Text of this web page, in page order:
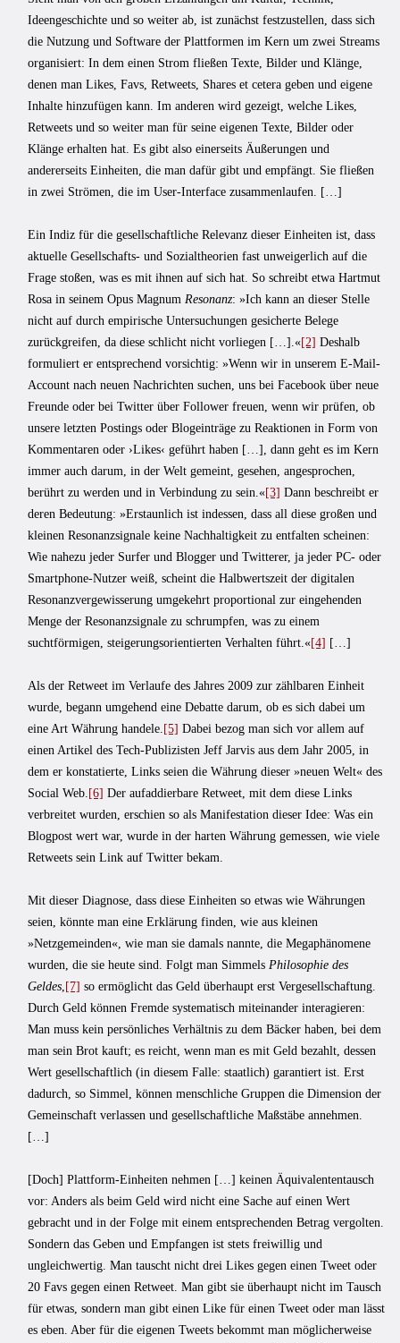
Ideengeschichte und so weiter ab, ist zunächst festzustellen, dass sich
die Nutzung und Software der Plattformen im Kern um zwei Streams
organisiert: In dem einen Strom fließen Texte, Bilder und Klänge,
denen man Likes, Favs, Retweets, Shares et cetera geben und eigene
Inhalte hinzufügen kann. Im anderen wird gezeigt, welche Likes,
Retweets und so weiter man für seine eigenen Texte, Bilder oder
Klänge erhalten hat. Es gibt also einerseits Äußerungen und
andererseits Einheiten, die man dafür gibt und empfängt. Sie fließen
in zwei Strömen, die im User-Interface zusammenlaufen. […]
Ein Indiz für die gesellschaftliche Relevanz dieser Einheiten ist, dass
aktuelle Gesellschafts- und Sozialtheorien fast unweigerlich auf die
Frage stoßen, was es mit ihnen auf sich hat. So schreibt etwa Hartmut
Rosa in seinem Opus Magnum Resonanz: »Ich kann an dieser Stelle
nicht auf durch empirische Untersuchungen gesicherte Belege
zurückgreifen, da diese schlicht nicht vorliegen […].«[2] Deshalb
formuliert er entsprechend vorsichtig: »Wenn wir in unserem E-Mail-
Account nach neuen Nachrichten suchen, uns bei Facebook über neue
Freunde oder bei Twitter über Follower freuen, wenn wir prüfen, ob
unsere letzten Postings oder Blogeinträge zu Reaktionen in Form von
Kommentaren oder ›Likes‹ geführt haben […], dann geht es im Kern
immer auch darum, in der Welt gemeint, gesehen, angesprochen,
berührt zu werden und in Verbindung zu sein.«[3] Dann beschreibt er
deren Bedeutung: »Erstaunlich ist indessen, dass all diese großen und
kleinen Resonanzsignale keine Nachhaltigkeit zu entfalten scheinen:
Wie nahezu jeder Surfer und Blogger und Twitterer, ja jeder PC- oder
Smartphone-Nutzer weiß, scheint die Halbwertszeit der digitalen
Resonanzvergewisserung umgekehrt proportional zur eingehenden
Menge der Resonanzsignale zu schrumpfen, was zu einem
suchtförmigen, steigerungsorientierten Verhalten führt.«[4] […]
Als der Retweet im Verlaufe des Jahres 2009 zur zählbaren Einheit
wurde, begann umgehend eine Debatte darum, ob es sich dabei um
eine Art Währung handele. [5] Dabei bezog man sich vor allem auf
einen Artikel des Tech-Publizisten Jeff Jarvis aus dem Jahr 2005, in
dem er konstatierte, Links seien die Währung dieser »neuen Welt« des
Social Web. [6] Der aufaddierbare Retweet, mit dem diese Links
verbreitet wurden, erschien so als Manifestation dieser Idee: Was ein
Blogpost wert war, wurde in der harten Währung gemessen, wie viele
Retweets sein Link auf Twitter bekam.
Mit dieser Diagnose, dass diese Einheiten so etwas wie Währungen
seien, könnte man eine Erklärung finden, wie aus kleinen
»Netzgemeinden«, wie man sie damals nannte, die Megaphänomene
wurden, die sie heute sind. Folgt man Simmels Philosophie des
Geldes [7] so ermöglicht das Geld überhaupt erst Vergesellschaftung.
Durch Geld können Fremde systematisch miteinander interagieren:
Man muss kein persönliches Verhältnis zu dem Bäcker haben, bei dem
man sein Brot kauft; es reicht, wenn man es mit Geld bezahlt, dessen
Wert gesellschaftlich (in diesem Falle: staatlich) garantiert ist. Erst
dadurch, so Simmel, können menschliche Gruppen die Dimension der
Gemeinschaft verlassen und gesellschaftliche Maßstäbe annehmen.
[…]
[Doch] Plattform-Einheiten nehmen […] keinen Äquivalententausch
vor: Anders als beim Geld wird nicht eine Sache auf einen Wert
gebracht und in der Folge mit einem entsprechenden Betrag vergolten.
Sondern das Geben und Empfangen ist stets freiwillig und
ungleichwertig. Man tauscht nicht drei Likes gegen einen Tweet oder
20 Favs gegen einen Retweet. Man gibt sie überhaupt nicht im Tausch
für etwas, sondern man gibt einen Like für einen Tweet oder man lässt
es eben. Aber für die eigenen Tweets bekommt man möglicherweise